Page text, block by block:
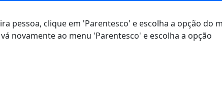
pessoa, clique em 'Parentesco' e escolha a opção do
novamente ao menu 'Parentesco' e escolha a opção